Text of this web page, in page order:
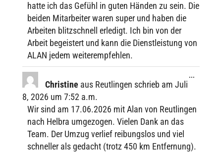
hatte ich das Gefühl in guten Händen zu sein. Die
beiden Mitar­bei­ter waren super und haben die
Arbei­ten blitz­schnell erle­digt. Ich bin von der
Arbeit begeis­tert und kann die Dienst­leis­tung von
ALAN jedem weiterempfehlen.
Chris­tine aus Reutlingen schrieb am Juli
8, 2026 um 7:52 a.m.
Wir sind am 17.06.2026 mit Alan von Reut­lin­gen
nach Helbra umge­zo­gen. Vielen Dank an das
Team. Der Umzug verlief reibungs­los und viel
schnel­ler als gedacht (trotz 450 km Entfer­nung).
...